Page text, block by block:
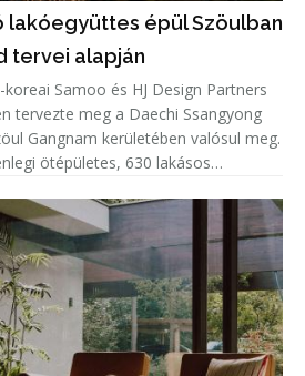
lakóegyüttes épül Szöulban
tervei alapján
Samoo és HJ Design Partners
tervezte meg a Daechi Ssangyong
Gangnam kerületében valósul meg.
ötépületes, 630 lakásos